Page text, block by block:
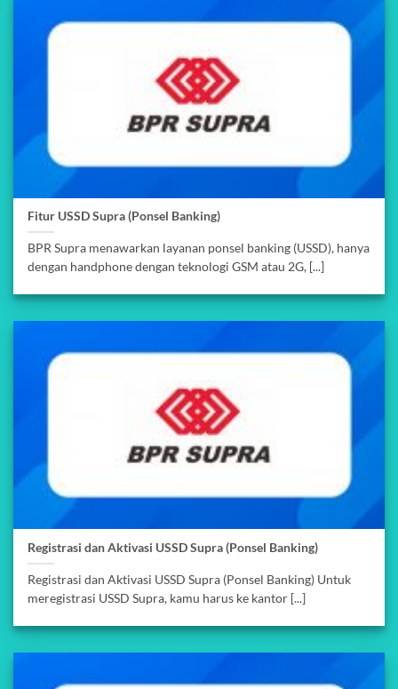
Fitur USSD Supra (Ponsel Banking)
BPR Supra menawarkan layanan ponsel banking (USSD), hanya
dengan handphone dengan teknologi GSM atau 2G, [...]
Registrasi dan Aktivasi USSD Supra (Ponsel Banking)
Registrasi dan Aktivasi USSD Supra (Ponsel Banking) Untuk
meregistrasi USSD Supra, kamu harus ke kantor [...]